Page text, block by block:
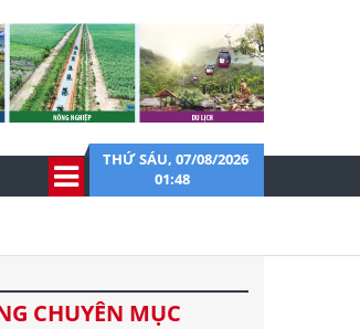
THỨ SÁU, 07/08/2026
01:48
CHUYÊN MỤC